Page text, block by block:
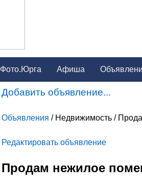
Фото.Юрга Афиша
Добавить объявление...
Объявления / Недвижимость /
Редактировать объявление
Продам нежилое